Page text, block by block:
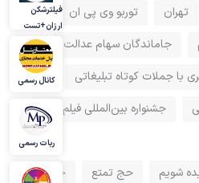
تهران
توربو وی پی ان
جاماندگان سهام عدالت
جملات کوتاه تبلیغاتی
جشنواره بین‌المللی فیلم فجر
شویم
حج تمتع
حقوق
فیلترشکن
ارزان+تست
کانال رسمی
ربات رسمی